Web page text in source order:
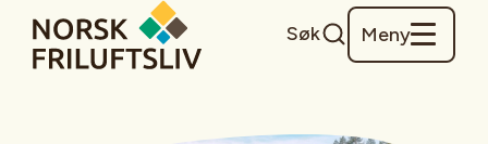
Søk Meny